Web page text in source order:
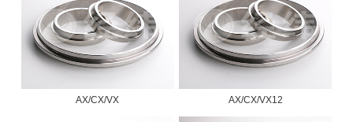
AX/CX/VX AX/CX/VX12